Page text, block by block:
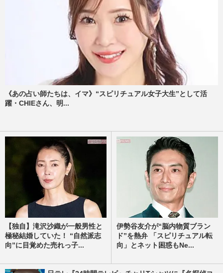
《あの占い師たちは、イマ》“スピリチュアル女子大生”として活
躍・CHIEさん、明...
【独自】滝沢沙織が一般男性と
極秘結婚していた！ “自然派志
向”に目覚めた売れっ子...
伊勢谷友介が“脳内物質ブラン
ド”を熱弁 「スピリチュアル転
向」とネット困惑もNe...